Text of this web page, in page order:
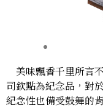
美味飄香千里所言
司欽點為紀念品，對
紀念性也備受鼓舞的